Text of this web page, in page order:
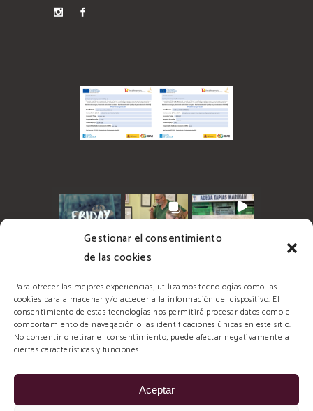
Gestionar el consentimiento
de las cookies
Para ofrecer las mejores experiencias, utilizamos tecnologías como las
cookies para almacenar y/o acceder a la información del dispositivo. El
consentimiento de estas tecnologías nos permitirá procesar datos como el
comportamiento de navegación o las identificaciones únicas en este sitio.
No consentir o retirar el consentimiento, puede afectar negativamente a
ciertas características y funciones.
Aceptar